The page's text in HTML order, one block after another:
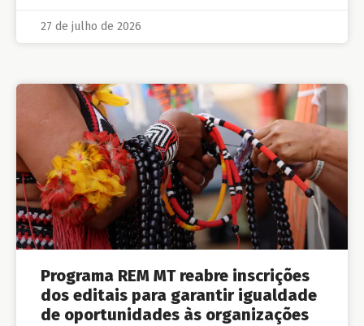
27 de julho de 2026
Programa REM MT reabre inscrições
dos editais para garantir igualdade
de oportunidades às organizações